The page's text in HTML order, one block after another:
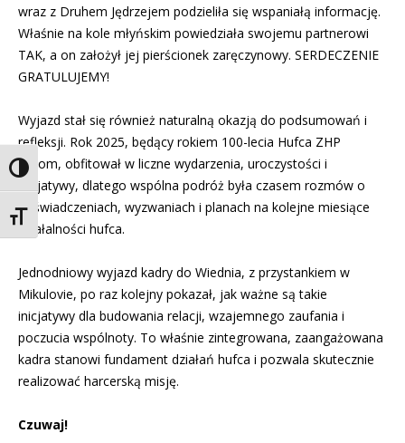
Toggle High Contrast
Toggle Font size
wraz z Druhem Jędrzejem podzieliła się wspaniałą informację.
Właśnie na kole młyńskim powiedziała swojemu partnerowi
TAK, a on założył jej pierścionek zaręczynowy. SERDECZENIE
GRATULUJEMY!
Wyjazd stał się również naturalną okazją do podsumowań i
refleksji. Rok 2025, będący rokiem 100-lecia Hufca ZHP
Bytom, obfitował w liczne wydarzenia, uroczystości i
inicjatywy, dlatego wspólna podróż była czasem rozmów o
doświadczeniach, wyzwaniach i planach na kolejne miesiące
działalności hufca.
Jednodniowy wyjazd kadry do Wiednia, z przystankiem w
Mikulovie, po raz kolejny pokazał, jak ważne są takie
inicjatywy dla budowania relacji, wzajemnego zaufania i
poczucia wspólnoty. To właśnie zintegrowana, zaangażowana
kadra stanowi fundament działań hufca i pozwala skutecznie
realizować harcerską misję.
Czuwaj!